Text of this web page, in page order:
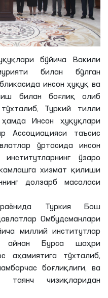
бўйича Вакили
билан бўлган
инсон ҳуқуқ ва
билан боғлиқ олиб
Туркий тилли
Инсон ҳуқуқлари
Ассоциацияси таъсис
ўртасида инсон
ўзаро
хизмат қилиши
долзарб масаласи
Туркия Бош
Омбудсманлари
миллий институтлар
айнан Бурса шаҳри
аҳамиятига тўхталиб,
боғлиқлиги, ва
таянч чизиқларидан